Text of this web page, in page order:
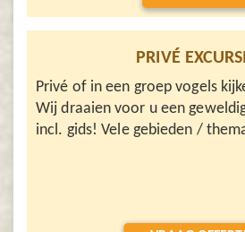
PRIVÉ
Privé of in een groep vogels
Wij draaien voor u een
incl. gids! Vele gebieden /